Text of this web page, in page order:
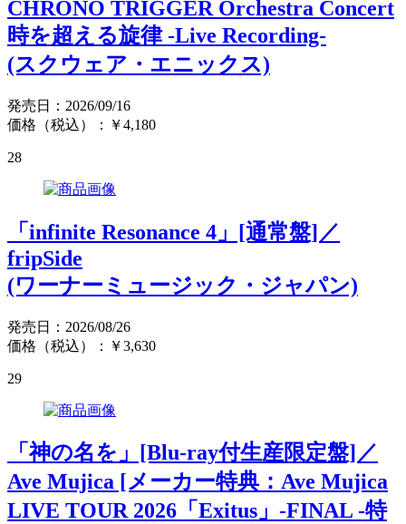
CHRONO TRIGGER Orchestra Concert
時を超える旋律 -Live Recording-
(スクウェア・エニックス)
発売日：2026/09/16
価格（税込）：￥4,180
28
「infinite Resonance 4」[通常盤]／
fripSide
(ワーナーミュージック・ジャパン)
発売日：2026/08/26
価格（税込）：￥3,630
29
「神の名を」[Blu-ray付生産限定盤]／
Ave Mujica [メーカー特典：Ave Mujica
LIVE TOUR 2026「Exitus」-FINAL -特